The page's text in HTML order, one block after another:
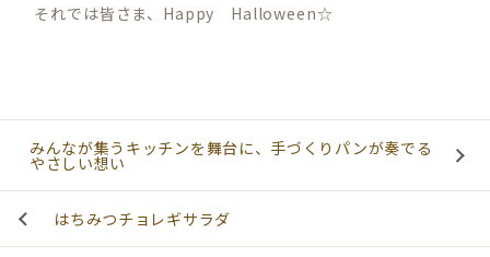
それでは皆さま、Happy Halloween☆
みんなが集うキッチンを舞台に、手づくりパンが奏でる
やさしい想い
はちみつチョレギサラダ